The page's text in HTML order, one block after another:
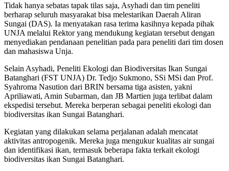
Tidak hanya sebatas tapak tilas saja, Asyhadi dan tim peneliti
berharap seluruh masyarakat bisa melestarikan Daerah Aliran
Sungai (DAS). Ia menyatakan rasa terima kasihnya kepada pihak
UNJA melalui Rektor yang mendukung kegiatan tersebut dengan
menyediakan pendanaan penelitian pada para peneliti dari tim dosen
dan mahasiswa Unja.
Selain Asyhadi, Peneliti Ekologi dan Biodiversitas Ikan Sungai
Batanghari (FST UNJA) Dr. Tedjo Sukmono, SSi MSi dan Prof.
Syahroma Nasution dari BRIN bersama tiga asisten, yakni
Apriliawati, Amin Subarman, dan JB Martien juga terlibat dalam
ekspedisi tersebut. Mereka berperan sebagai peneliti ekologi dan
biodiversitas ikan Sungai Batanghari.
Kegiatan yang dilakukan selama perjalanan adalah mencatat
aktivitas antropogenik. Mereka juga mengukur kualitas air sungai
dan identifikasi ikan, termasuk beberapa fakta terkait ekologi
biodiversitas ikan Sungai Batanghari.